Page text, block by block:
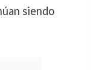
siendo